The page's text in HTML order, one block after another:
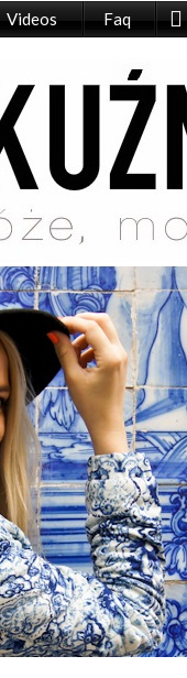
Videos Faq